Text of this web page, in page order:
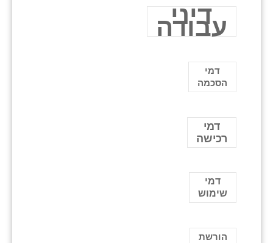
דיני
עבודה
דמי
הסכמה
דמי
רכישה
דמי
שימוש
הורשת